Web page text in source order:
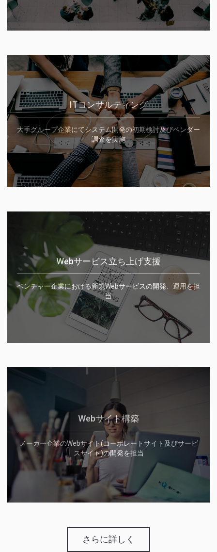
ITコンサルティング
大手グループ企業にてシステム開発の初期検討及びベンダー
調査を実施
Webサービス立ち上げ支援
ベンチャー企業における新規Webサービスの開発、運用を担
当
Webサイト構築
メーカー企業のWebサイト(コーポレートサイト及びサービ
スサイト)の開発を担当
さらに詳しく